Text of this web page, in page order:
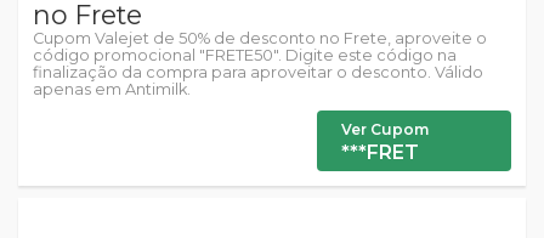
no Frete
Cupom Valejet de 50% de desconto no Frete, aproveite o
código promocional "FRETE50". Digite este código na
finalização da compra para aproveitar o desconto. Válido
apenas em Antimilk.
Ver Cupom
***FRET